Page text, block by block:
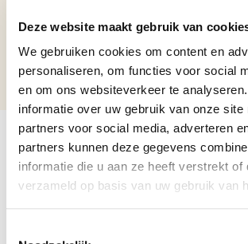
Deze website maakt gebruik van
We gebruiken cookies om content en
personaliseren, om functies voor social
en om ons websiteverkeer te
informatie over uw gebruik van onze site
partners voor social media, adverteren
partners kunnen deze gegevens
informatie die u aan ze heeft verstrekt of
verzameld op basis van uw gebruik van
Handgeschilderde Porseleinen Vaas - 63,8 cm
Net weight: 7.74 kg
Height: 63,8 cm
Diameter: 32 cm